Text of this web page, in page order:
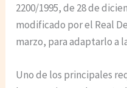
2200/1995, de 28 de
modificado por el Real
marzo, para adaptarlo a
Uno de los principales